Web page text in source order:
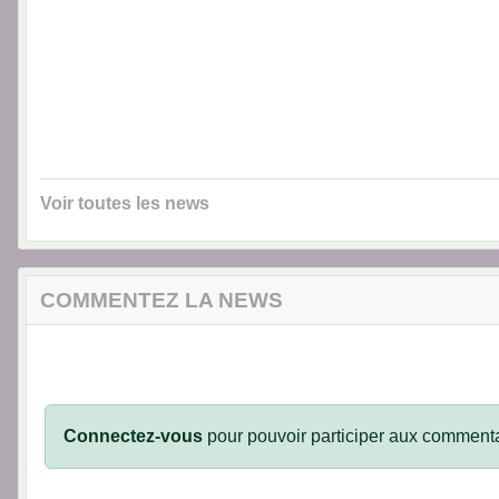
Voir toutes les news
COMMENTEZ LA NEWS
Connectez-vous pour pouvoir participer aux